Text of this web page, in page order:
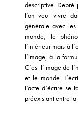
descriptive. Debré
l’on veut vivre
générale avec
monde, le
l’intérieur mais à
l’image, à la
C’est l’image de
et le monde.
l’acte d’écrire se
préexistant entre